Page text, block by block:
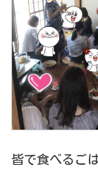
皆で食べるご